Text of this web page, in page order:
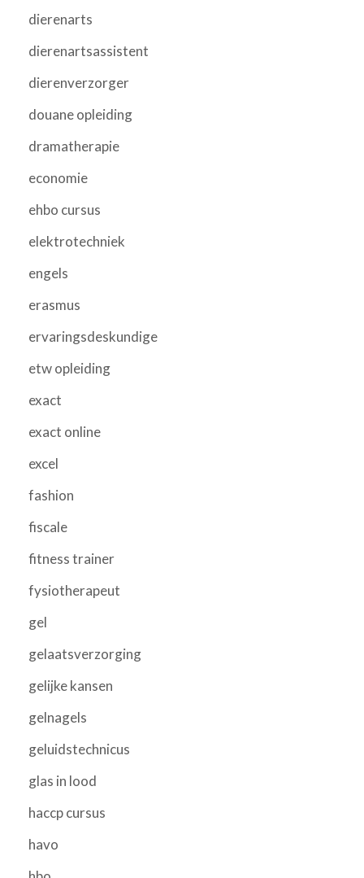
dierenarts
dierenartsassistent
dierenverzorger
douane opleiding
dramatherapie
economie
ehbo cursus
elektrotechniek
engels
erasmus
ervaringsdeskundige
etw opleiding
exact
exact online
excel
fashion
fiscale
fitness trainer
fysiotherapeut
gel
gelaatsverzorging
gelijke kansen
gelnagels
geluidstechnicus
glas in lood
haccp cursus
havo